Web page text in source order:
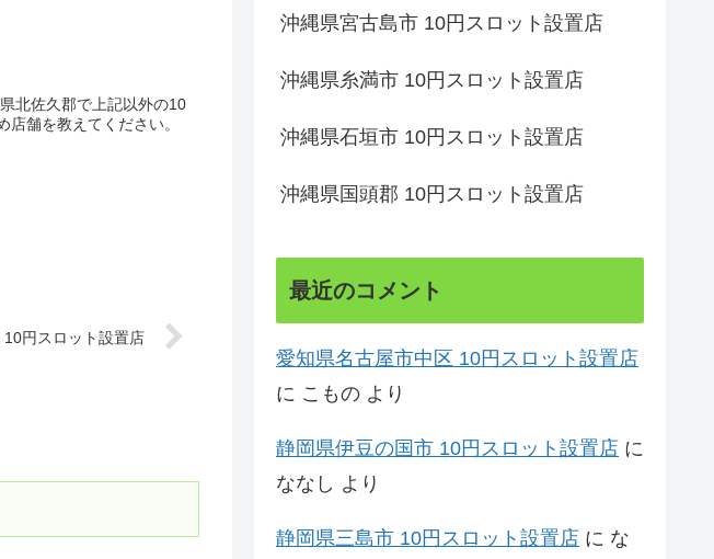
北佐久郡で上記以外の10
舗を教えてください。
円スロット設置店
沖縄県宮古島市 10円スロット設置店
沖縄県糸満市 10円スロット設置店
沖縄県石垣市 10円スロット設置店
沖縄県国頭郡 10円スロット設置店
最近のコメント
愛知県名古屋市中区 10円スロット設置店
に こもの より
静岡県伊豆の国市 10円スロット設置店 に
ななし より
静岡県三島市 10円スロット設置店 に な